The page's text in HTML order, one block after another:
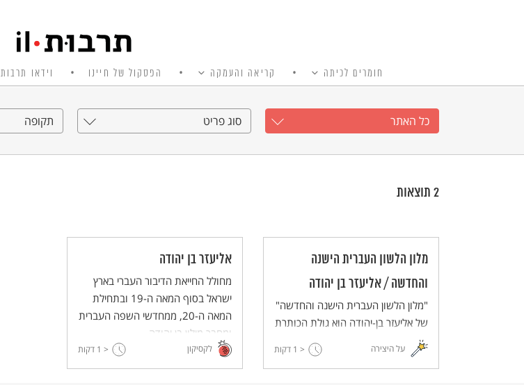
חומרים לכיתה קריאה והעמקה הפסקול של חיינו וידאו תרבות
כל האתר סוג פריט תקופה
2 תוצאות
מלון הלשון העברית הישנה
והחדשה / אליעזר בן יהודה
"מלון הלשון העברית הישנה והחדשה"
של אליעזר בן-יהודה הוא גולת הכותרת
של מפעל חייו – מימוש החזון החברתי
של החייאת העברית - הפרויקט
על היצירה < 1 דקות
אליעזר בן יהודה
מחולל החייאת הדיבור העברי בארץ
ישראל בסוף המאה ה-19 ובתחילת
המאה ה-20, ממחדשי השפה העברית
ומחבר מילון בן יהודה.
לקסיקון < 1 דקות